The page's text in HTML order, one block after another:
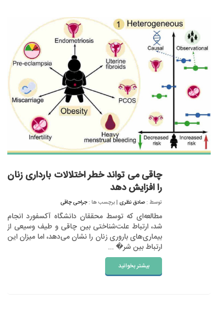
چاقی می تواند خطر اختلالات بارداری زنان
را افزایش دهد
توسط : صادق نظری | برچسب ها :جراحی چاقی
مطالعه‌ای که توسط محققان دانشگاه آکسفورد انجام
شد، ارتباط علت‌شناختی بین چاقی و طیف وسیعی از
بیماری‌های باروری زنان را نشان می‌دهد، اما میزان این
ارتباط بین شر� ...
بیشتر بخوانید